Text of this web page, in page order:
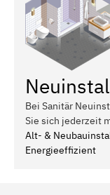
Bei Sanitär
Sie sich jederzeit
Alt- &
Energieeffizient